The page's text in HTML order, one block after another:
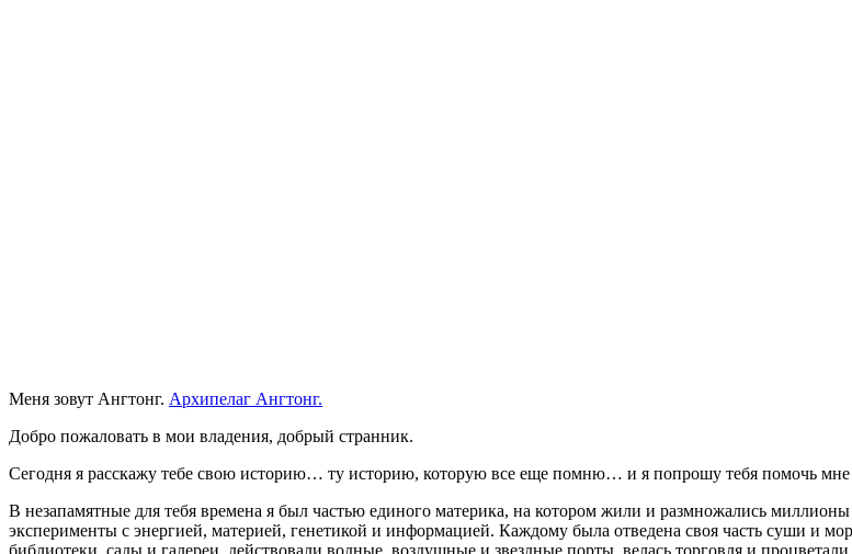
Меня зовут Ангтонг. Архипелаг Ангтонг.
Добро пожаловать в мои владения, добрый странник.
Сегодня я расскажу тебе свою историю… ту историю, которую все еще помню… и я попрошу тебя помочь
В незапамятные для тебя времена я был частью единого материка, на котором жили и размножались
эксперименты с энергией, материей, генетикой и информацией. Каждому была отведена своя часть суши и
библиотеки, сады и галереи, действовали водные, воздушные и звездные порты, велась торговля и